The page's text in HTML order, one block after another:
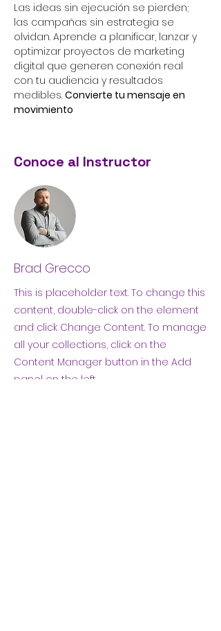
Las ideas sin ejecución se pierden;
las campañas sin estrategia se
olvidan. Aprende a planificar, lanzar y
optimizar proyectos de marketing
digital que generen conexión real
con tu audiencia y resultados
medibles. Convierte tu mensaje en
movimiento
Conoce al Instructor
Brad Grecco
This is placeholder text. To change this
content, double-click on the element
and click Change Content. To manage
all your collections, click on the
Content Manager button in the Add
panel on the left.